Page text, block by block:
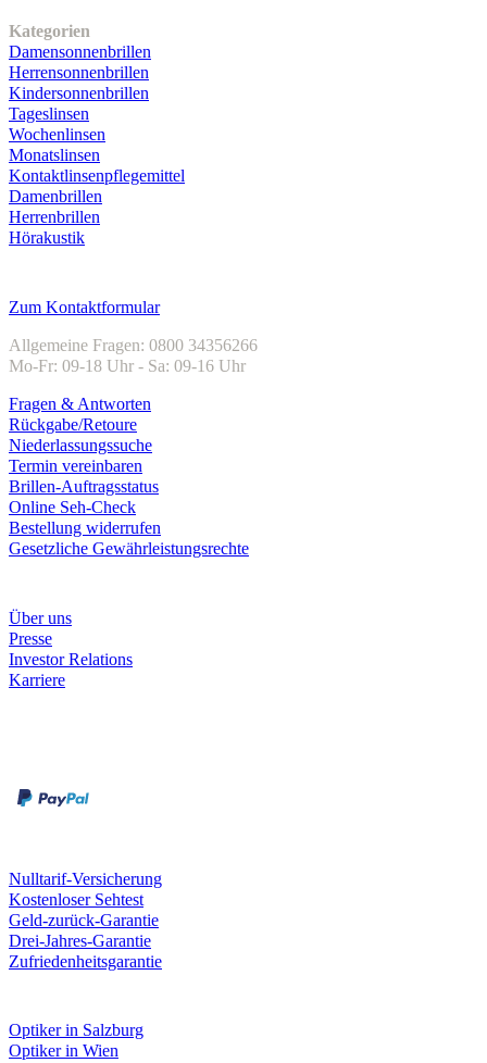
Kategorien
Damensonnenbrillen
Herrensonnenbrillen
Kindersonnenbrillen
Tageslinsen
Wochenlinsen
Monatslinsen
Kontaktlinsenpflegemittel
Damenbrillen
Herrenbrillen
Hörakustik
Zum Kontaktformular
Allgemeine Fragen: 0800 34356266
Mo-Fr: 09-18 Uhr - Sa: 09-16 Uhr
Fragen & Antworten
Rückgabe/Retoure
Niederlassungssuche
Termin vereinbaren
Brillen-Auftragsstatus
Online Seh-Check
Bestellung widerrufen
Gesetzliche Gewährleistungsrechte
Über uns
Presse
Investor Relations
Karriere
Nulltarif-Versicherung
Kostenloser Sehtest
Geld-zurück-Garantie
Drei-Jahres-Garantie
Zufriedenheitsgarantie
Optiker in Salzburg
Optiker in Wien